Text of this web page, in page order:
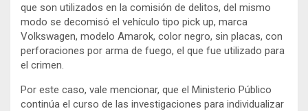
que son utilizados en la comisión de delitos, del mismo
modo se decomisó el vehículo tipo pick up, marca
Volkswagen, modelo Amarok, color negro, sin placas, con
perforaciones por arma de fuego, el que fue utilizado para
el crimen.
Por este caso, vale mencionar, que el Ministerio Público
continúa el curso de las investigaciones para individualizar